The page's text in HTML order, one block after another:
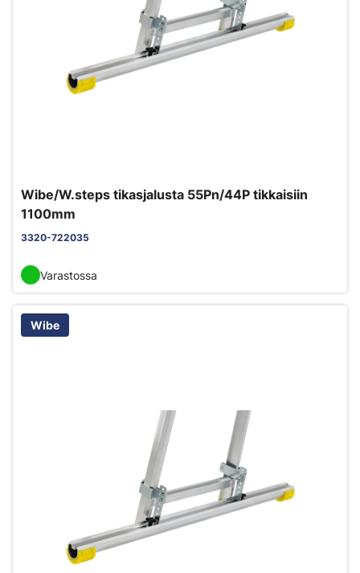
Wibe/W.steps tikasjalusta 55Pn/44P tikkaisiin
1100mm
3320-722035
Varastossa
Wibe